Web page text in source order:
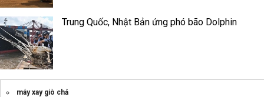
Trung Quốc, Nhật Bản ứng phó bão Dolphin
máy xay giò chả